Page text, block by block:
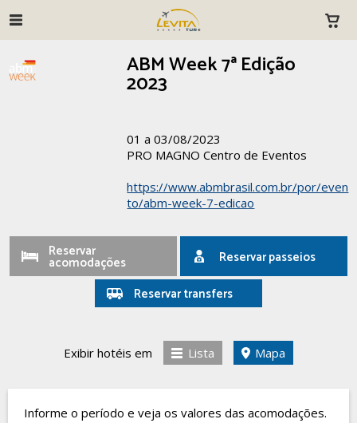
ABM Week 7ª Edição
2023
01 a 03/08/2023
PRO MAGNO Centro de Eventos
https://www.abmbrasil.com.br/por/even
to/abm-week-7-edicao
Reservar
acomodações
Reservar passeios
Reservar transfers
Informe o período e veja os valores das acomodações.
Exibir hotéis em Lista Mapa